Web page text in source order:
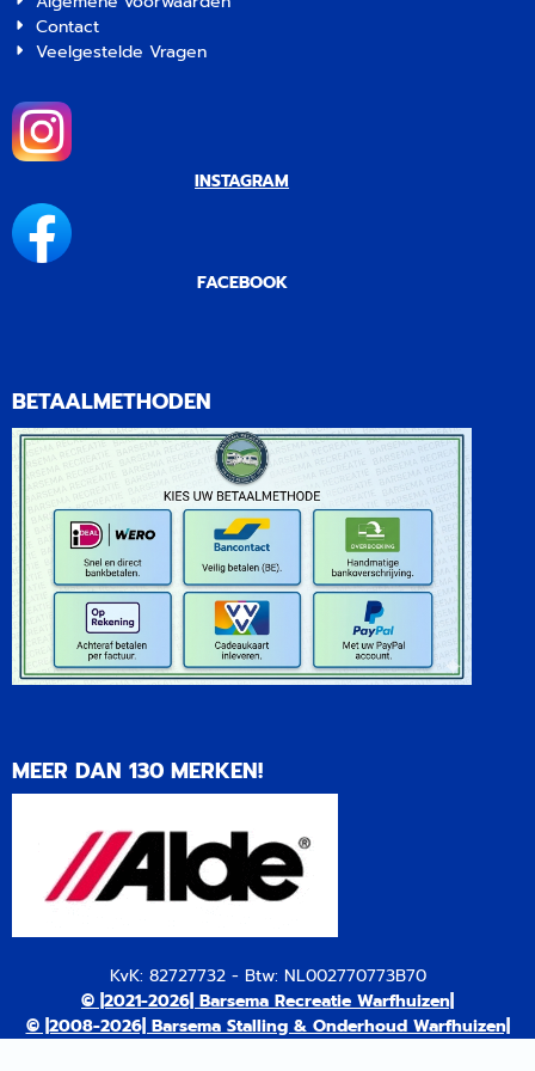
Contact
Veelgestelde Vragen
INSTAGRAM
FACEBOOK
BETAALMETHODEN
MEER DAN 130 MERKEN!
KvK: 82727732 - Btw: NL002770773B70
© |2021-2026| Barsema Recreatie Warfhuizen|
© |2008-2026| Barsema Stalling & Onderhoud Warfhuizen|